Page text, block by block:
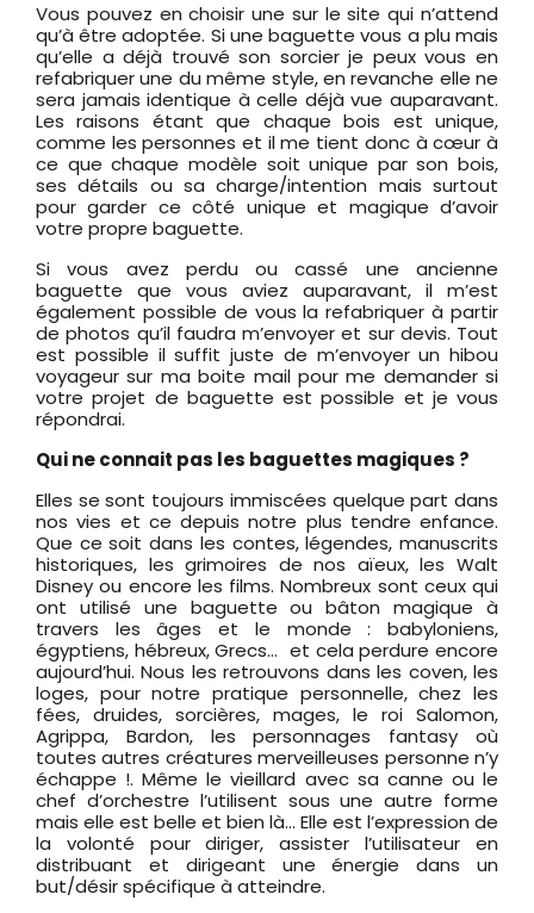
Vous pouvez en choisir une sur le site qui n’attend
qu’à être adoptée. Si une baguette vous a plu mais
qu’elle a déjà trouvé son sorcier je peux vous en
refabriquer une du même style, en revanche elle ne
sera jamais identique à celle déjà vue auparavant.
Les raisons étant que chaque bois est unique,
comme les personnes et il me tient donc à cœur à
ce que chaque modèle soit unique par son bois,
ses détails ou sa charge/intention mais surtout
pour garder ce côté unique et magique d’avoir
votre propre baguette.
Si vous avez perdu ou cassé une ancienne
baguette que vous aviez auparavant, il m’est
également possible de vous la refabriquer à partir
de photos qu’il faudra m’envoyer et sur devis. Tout
est possible il suffit juste de m’envoyer un hibou
voyageur sur ma boite mail pour me demander si
votre projet de baguette est possible et je vous
répondrai.
Qui ne connait pas les baguettes magiques ?
Elles se sont toujours immiscées quelque part dans
nos vies et ce depuis notre plus tendre enfance.
Que ce soit dans les contes, légendes, manuscrits
historiques, les grimoires de nos aïeux, les Walt
Disney ou encore les films. Nombreux sont ceux qui
ont utilisé une baguette ou bâton magique à
travers les âges et le monde : babyloniens,
égyptiens, hébreux, Grecs... et cela perdure encore
aujourd’hui. Nous les retrouvons dans les coven, les
loges, pour notre pratique personnelle, chez les
fées, druides, sorcières, mages, le roi Salomon,
Agrippa, Bardon, les personnages fantasy où
toutes autres créatures merveilleuses personne n’y
échappe !. Même le vieillard avec sa canne ou le
chef d’orchestre l’utilisent sous une autre forme
mais elle est belle et bien là… Elle est l’expression de
la volonté pour diriger, assister l’utilisateur en
distribuant et dirigeant une énergie dans un
but/désir spécifique à atteindre.